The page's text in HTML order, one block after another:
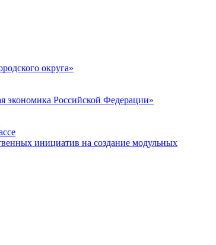
округа»
экономика Российской Федерации»
инициатив на создание модульных